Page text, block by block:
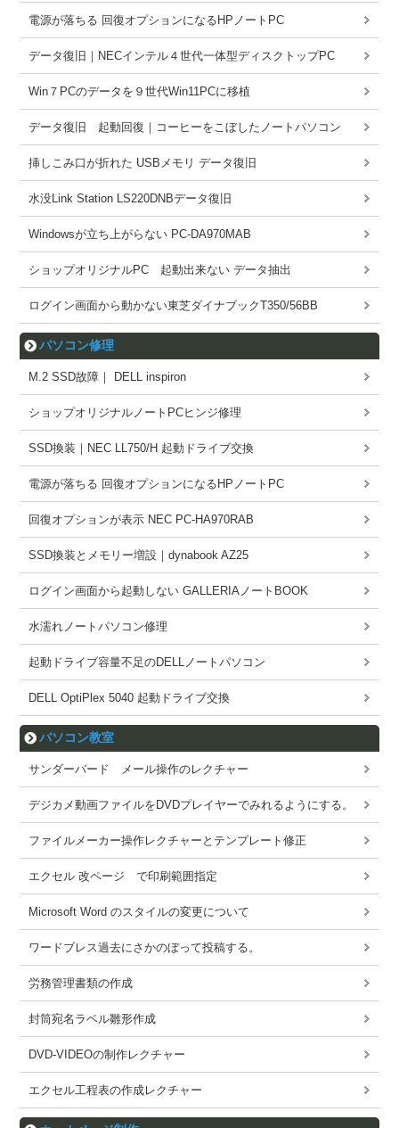
電源が落ちる 回復オプションになるHPノートPC
データ復旧｜NECインテル４世代一体型ディスクトップPC
Win７PCのデータを９世代Win11PCに移植
データ復旧 起動回復｜コーヒーをこぼしたノートパソコン
挿しこみ口が折れた USBメモリ データ復旧
水没Link Station LS220DNBデータ復旧
Windowsが立ち上がらない PC-DA970MAB
ショップオリジナルPC 起動出来ない データ抽出
ログイン画面から動かない東芝ダイナブックT350/56BB
パソコン修理
M.2 SSD故障｜ DELL inspiron
ショップオリジナルノートPCヒンジ修理
SSD換装｜NEC LL750/H 起動ドライブ交換
電源が落ちる 回復オプションになるHPノートPC
回復オプションが表示 NEC PC-HA970RAB
SSD換装とメモリー増設｜dynabook AZ25
ログイン画面から起動しない GALLERIAノートBOOK
水濡れノートパソコン修理
起動ドライブ容量不足のDELLノートパソコン
DELL OptiPlex 5040 起動ドライブ交換
パソコン教室
サンダーバード メール操作のレクチャー
デジカメ動画ファイルをDVDプレイヤーでみれるようにする。
ファイルメーカー操作レクチャーとテンプレート修正
エクセル 改ページ で印刷範囲指定
Microsoft Word のスタイルの変更について
ワードブレス過去にさかのぼって投稿する。
労務管理書類の作成
封筒宛名ラベル雛形作成
DVD-VIDEOの制作レクチャー
エクセル工程表の作成レクチャー